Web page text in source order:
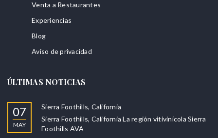
Venta a Restaurantes
Experiencias
Blog
Aviso de privacidad
ÚLTIMAS NOTICIAS
07
MAY
Sierra Foothills, California
Sierra Foothills, California La región vitivinícola Sierra
Foothills AVA